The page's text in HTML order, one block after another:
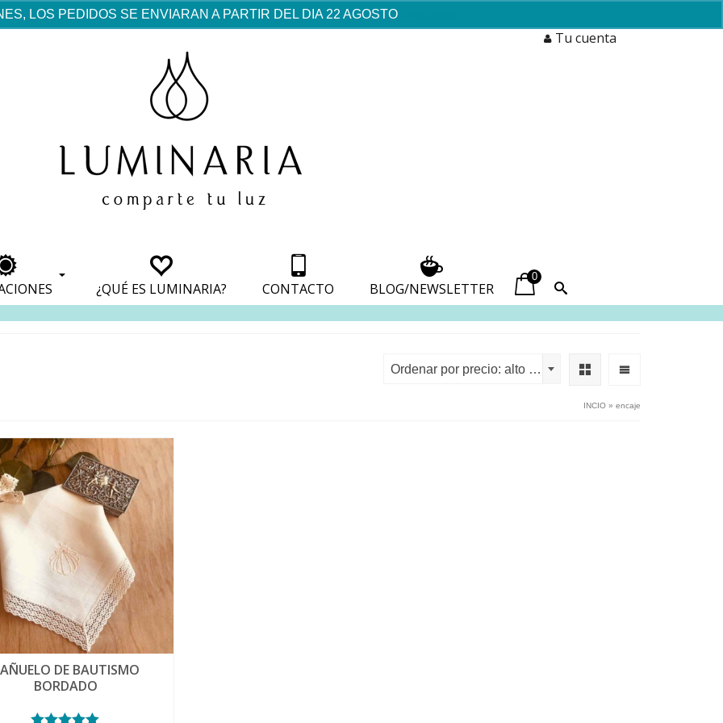
LOS PEDIDOS SE ENVIARAN A PARTIR DEL DIA 22 AGOSTO
Tu cuenta
avec une analyse de son
¿QUÉ ES LUMINARIA? CONTACTO BLOG/NEWSLETTER
0
Ordenar por precio: alto a bajo
INCIO » encaje
DE BAUTISMO
BORDADO